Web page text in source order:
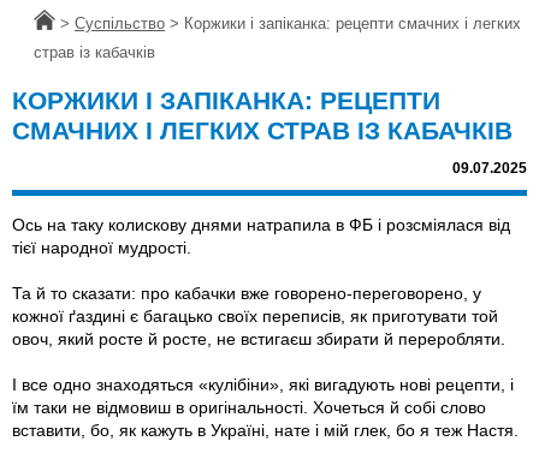
Головна
> Суспільство > Коржики і запіканка: рецепти смачних і легких
страв із кабачків
КОРЖИКИ І ЗАПІКАНКА: РЕЦЕПТИ
СМАЧНИХ І ЛЕГКИХ СТРАВ ІЗ КАБАЧКІВ
09.07.2025
Ось на таку колискову днями натрапила в ФБ і розсміялася від
тієї народної мудрості.
Та й то сказати: про кабачки вже говорено-переговорено, у
кожної ґаздині є багацько своїх переписів, як приготувати той
овоч, який росте й росте, не встигаєш збирати й переробляти.
І все одно знаходяться «кулібіни», які вигадують нові рецепти, і
їм таки не відмовиш в оригінальності. Хочеться й собі слово
вставити, бо, як кажуть в Україні, нате і мій глек, бо я теж Настя.